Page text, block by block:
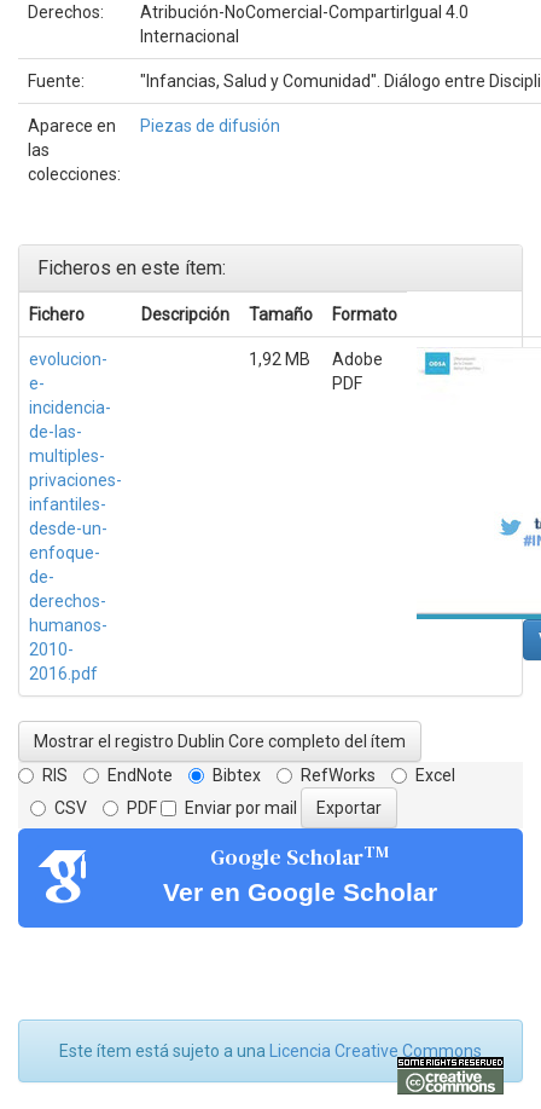
Derechos:
Atribución-NoComercial-CompartirIgual 4.0
Internacional
Fuente: "Infancias, Salud y Comunidad". Diálogo entre
Aparece en
las
colecciones:
Piezas de difusión
Ficheros en este ítem:
Fichero Descripción Tamaño Formato
evolucion-
e-
incidencia-
de-las-
multiples-
privaciones-
infantiles-
desde-un-
enfoque-
de-
derechos-
humanos-
2010-
2016.pdf
1,92 MB
Adobe
PDF
Mostrar el registro Dublin Core completo del ítem
RIS
EndNote Bibtex RefWorks
Excel
CSV
PDF Enviar por mail
Google ScholarTM
Ver en Google Scholar
Este ítem está sujeto a una Licencia Creative Commons